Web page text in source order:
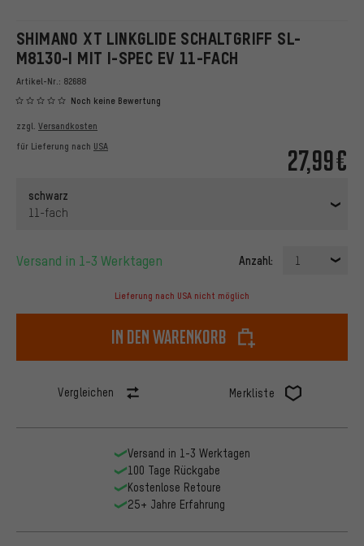
SHIMANO XT LINKGLIDE SCHALTGRIFF SL-
M8130-I MIT I-SPEC EV 11-FACH
Artikel-Nr.: 82688
Noch keine Bewertung
27,99€
zzgl. Versandkosten
für Lieferung nach USA
schwarz
11-fach
Versand in 1-3 Werktagen Anzahl: 1
Lieferung nach USA nicht möglich
In den Warenkorb
Vergleichen Merkliste
Versand in 1-3 Werktagen
100 Tage Rückgabe
Kostenlose Retoure
25+ Jahre Erfahrung